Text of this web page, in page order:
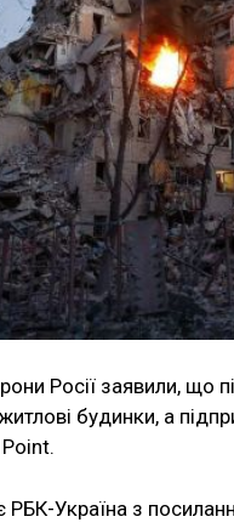
Росії заявили, що
будинки, а
Україна з